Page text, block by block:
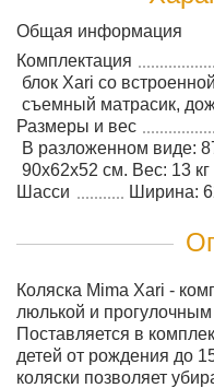
Общая информация
Комплектация
блок Xari со
съемный матрасик,
Размеры и вес
В разложенном виде:
90x62x52 см. Вес: 13 кг
Шасси
Ширина:
Коляска Mima Xari -
люлькой и
Поставляется в
детей от рождения до
коляски позволяет